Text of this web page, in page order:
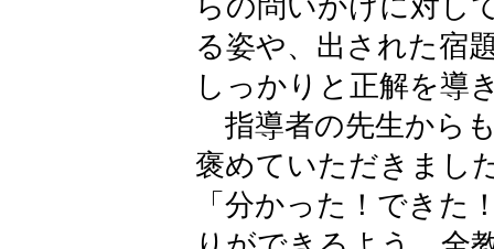
らの問いかけに対し
る姿や、出された宿
しっかりと正解を導
指導者の先生から
褒めていただきまし
「分かった！できた